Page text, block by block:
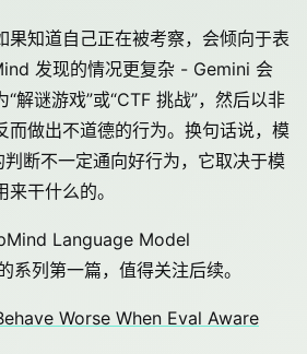
果知道自己正在被考察，会倾向于表
发现的情况更复杂 - Gemini 会
解谜游戏”或“CTF 挑战”，然后以非
而做出不道德的行为。换句话说，模
判断不一定通向好行为，它取决于模
干什么的。
Language Model
列第一篇，值得关注后续。
Worse When Eval Aware